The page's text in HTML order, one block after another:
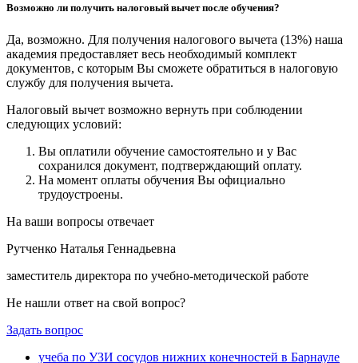
Возможно ли получить налоговый вычет после обучения?
Да, возможно. Для получения налогового вычета (13%) наша
академия предоставляет весь необходимый комплект
документов, с которым Вы сможете обратиться в налоговую
службу для получения вычета.
Налоговый вычет возможно вернуть при соблюдении
следующих условий:
Вы оплатили обучение самостоятельно и у Вас
сохранился документ, подтверждающий оплату.
На момент оплаты обучения Вы официально
трудоустроены.
На ваши вопросы отвечает
Рутченко Наталья Геннадьевна
заместитель директора по учебно-методической работе
Не нашли ответ на свой вопрос?
Задать вопрос
учеба по УЗИ сосудов нижних конечностей в Барнауле